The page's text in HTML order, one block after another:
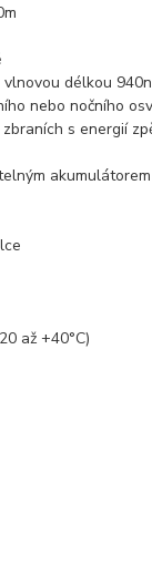
délkou
nebo nočního
s energií
až +40°C)